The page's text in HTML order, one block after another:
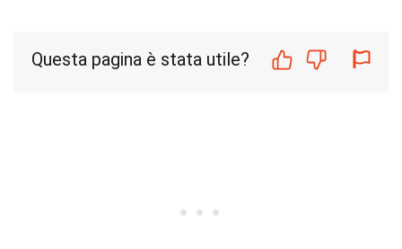
Questa pagina è stata utile?